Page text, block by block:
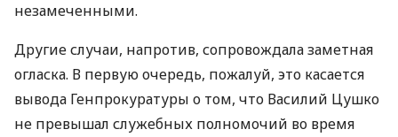
незамеченными.
Другие случаи, напротив, сопровождала заметная
огласка. В первую очередь, пожалуй, это касается
вывода Генпрокуратуры о том, что Василий Цушко
не превышал служебных полномочий во время